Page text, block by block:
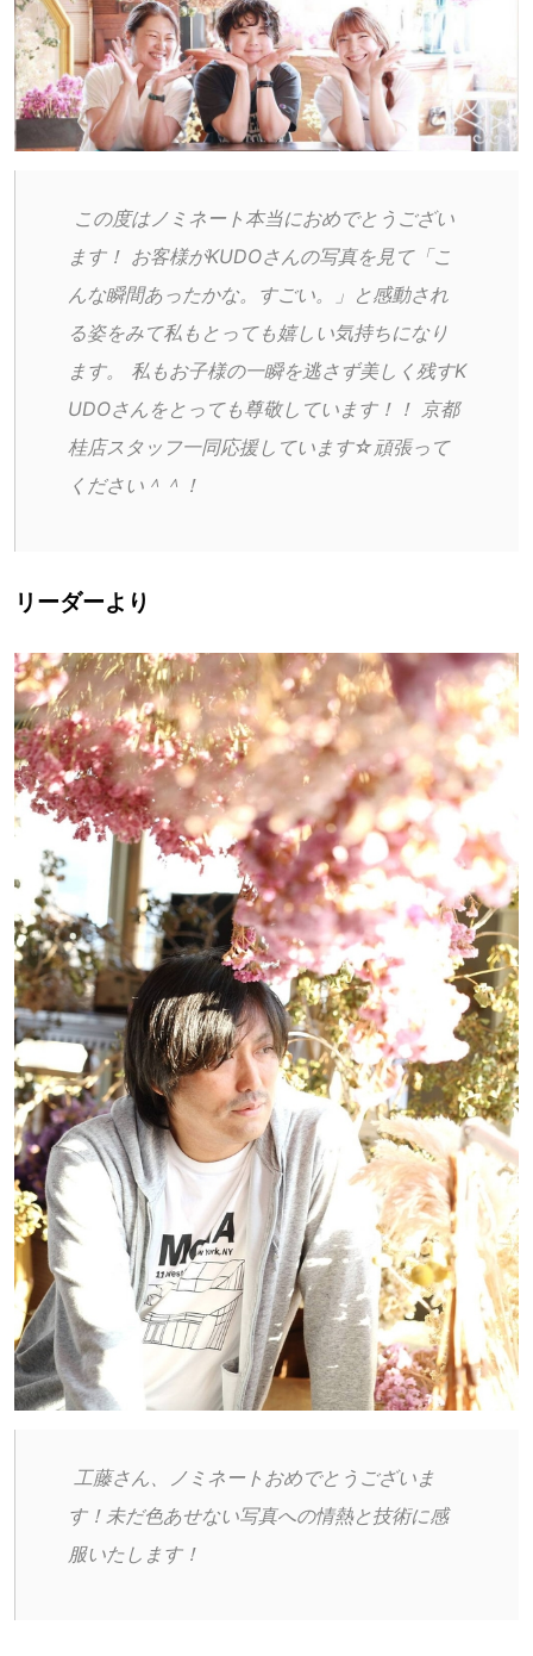
ます！ お客様がKUDOさんの写真を見て「こ
んな瞬間あったかな。すごい。」と感動され
る姿をみて私もとっても嬉しい気持ちになり
ます。 私もお子様の一瞬を逃さず美しく残すK
UDOさんをとっても尊敬しています！！ 京都
桂店スタッフ一同応援しています☆頑張って
ください＾＾！
リーダーより
す！未だ色あせない写真への情熱と技術に感
服いたします！